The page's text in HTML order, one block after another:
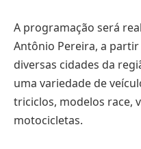
A programação será
Antônio Pereira, a
diversas cidades da
uma variedade de
triciclos, modelos race,
motocicletas.